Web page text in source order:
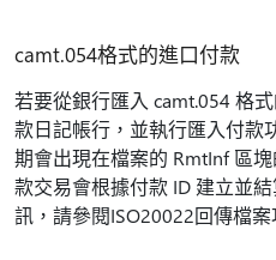
camt.054格式的進口付款
若要從銀行匯入 camt.054 格
款日記帳行，並執行匯入付款
期會出現在檔案的 RmtInf 區
款交易會根據付款 ID 建立並
訊，請參閱ISO20022回傳檔案